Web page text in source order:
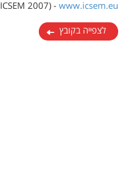
2007) - www.icsem.eu
לצפייה בקובץ